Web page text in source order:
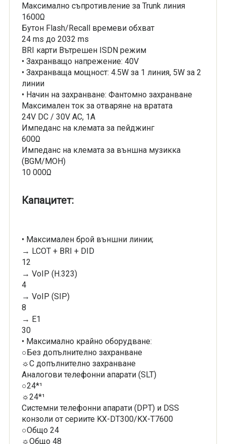
Максимално съпротивление за Trunk линия
1600Ω
Бутон Flash/Recall времеви обхват
24 ms до 2032 ms
BRI карти Вътрешен ISDN режим
• Захранващо напрежение: 40V
• Захранваща мощност: 4.5W за 1 линия, 5W за 2
линии
• Начин на захранване: Фантомно захранване
Максимален ток за отваряне на вратата
24V DC / 30V AC, 1A
Импеданс на клемата за пейджинг
600Ω
Импеданс на клемата за външна музикка
(BGM/MOH)
10 000Ω
Капацитет:
• Максимален брой външни линии;
→ LCOT + BRI + DID
12
→ VoIP (H.323)
4
→ VoIP (SIP)
8
→ E1
30
• Максимално крайно оборудване:
○Без допълнително захранване
☼С допълнително захранване
Аналогови телефонни апарати (SLT)
○24*¹
☼24*¹
Системни телефонни апарати (DPT) и DSS
конзоли oт сериите KX-DT300/KX-T7600
○Общо 24
☼Общо 48